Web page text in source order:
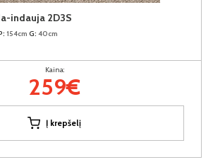
indauja 2D3S
154cm G: 40cm
Kaina:
259€
Į krepšelį